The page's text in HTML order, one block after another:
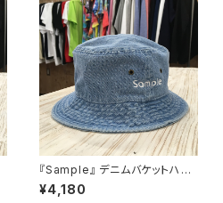
『Sample』 デニムバケットハッ
ト ライトインディゴ
¥4,180